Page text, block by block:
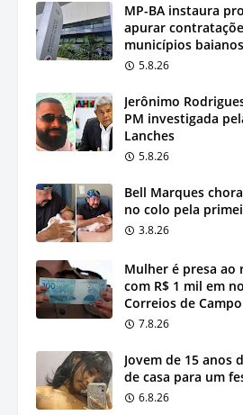
MP-BA instaura
apurar
municípios
5.8.26
Jerônimo
PM investigada
Lanches
5.8.26
Bell Marques
no colo pela
3.8.26
Mulher é presa ao
com R$ 1 mil em
Correios de
7.8.26
Jovem de 15 anos
de casa para um
6.8.26